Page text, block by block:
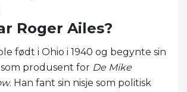
Roger Ailes?
født i Ohio i 1940 og begynte sin
som produsent for De Mike
. Han fant sin nisje som politisk